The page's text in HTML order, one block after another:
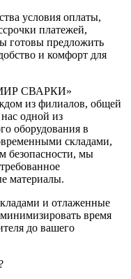
условия оплаты,
платежей,
готовы предложить
и комфорт для
СВАРКИ»
из филиалов, общей
одной из
оборудования в
складами,
безопасности, мы
материалы.
и отлаженные
время
до вашего